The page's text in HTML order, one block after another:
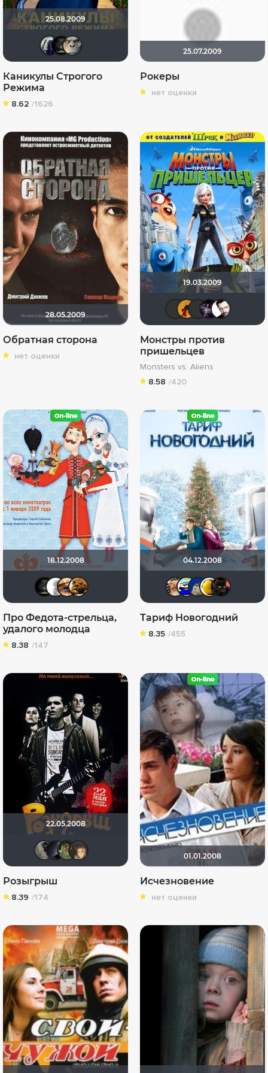
25.08.2009
xrockx
Markil
Каникулы Строгого
Режима
8.62 /1626
25.07.2009
Рокеры
нет оценки
28.05.2009
Обратная сторона
нет оценки
19.03.2009
chaos-
Монстры против
пришельцев
Monsters vs. Aliens
8.58 /420
18.12.2008
Наташа Фил
архимед65
Про Федота-стрельца,
удалого молодца
8.38 /147
04.12.2008
Тариф Новогодний
8.35 /455
22.05.2008
Великий Кукурузо
pavelsmoke
denissd
OlesyaShat
Розыгрыш
8.39 /174
01.01.2008
Исчезновение
нет оценки